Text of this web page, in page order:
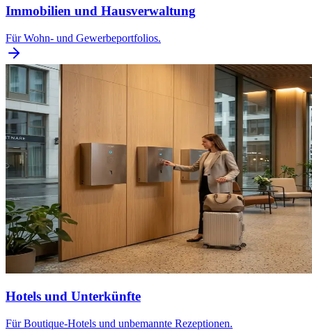
Immobilien und Hausverwaltung
Für Wohn- und Gewerbeportfolios.
Hotels und Unterkünfte
Für Boutique-Hotels und unbemannte Rezeptionen.